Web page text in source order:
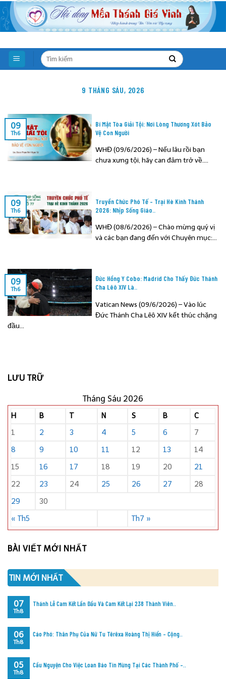
Skip
to
content
9 THÁNG SÁU, 2026
Bí Mật Tòa Giải Tội: Nơi Lòng Thương Xót Bảo
Vệ Con Người
WHĐ (09/6/2026) – Nếu lâu rồi bạn
chưa xưng tội, hãy can đảm trở về....
09
Th6
Truyền Chức Phó Tế – Trại Hè Kinh Thánh
2026: Nhịp Sống Giáo..
WHĐ (08/6/2026) – Chào mừng quý vị
và các bạn đang đến với Chuyên mục:...
09
Th6
Đức Hồng Y Cobo: Madrid Cho Thấy Đức Thánh
Cha Lêô XIV Là..
Vatican News (09/6/2026) – Vào lúc
Đức Thánh Cha Lêô XIV kết thúc chặng
đầu...
09
Th6
LƯU TRỮ
Tháng Sáu 2026
H B T N S B C
« Th5 Th7 »
1 2 3 4 5 6
7
8
9 10 11 12 13
14
15
16 17 18 19 20
21
22
23 24 25 26 27
28
29
30
BÀI VIẾT MỚI NHẤT
TIN MỚI NHẤT
Thánh Lễ Cam Kết Lần Đầu Và Cam Kết Lại 238 Thành Viên..
07
Th8
Cáo Phó: Thân Phụ Của Nữ Tu Têrêxa Hoàng Thị Hiển – Cộng..
06
Th8
Cầu Nguyện Cho Việc Loan Báo Tin Mừng Tại Các Thành Phố –..
05
Th8